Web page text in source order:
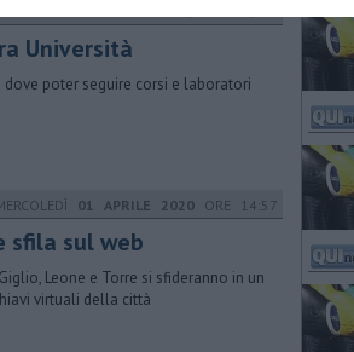
Università
poter seguire corsi e laboratori
01 APRILE 2020 ORE 14:57
sfila sul web
Leone e Torre si sfideranno in un
virtuali della città